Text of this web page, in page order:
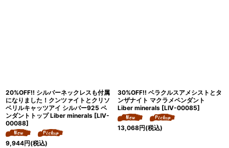
20%OFF!! シルバーネックレスも付属
になりました！クンツァイトとクリソ
ベリルキャッツアイ シルバー925 ペ
ンダントトップ Liber minerals [LIV-
00088]
9,944円(税込)
30%OFF!! ベラクルスアメシストとタ
ンザナイト マクラメペンダント
Liber minerals [LIV-00085]
13,068円(税込)